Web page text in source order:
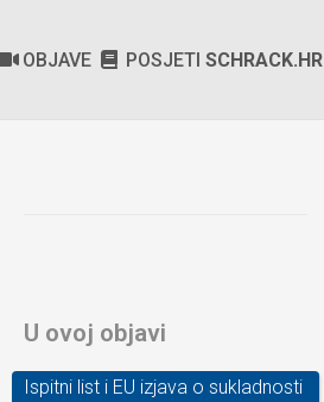
OBJAVE POSJETI SCHRACK.HR
U ovoj objavi
Ispitni list i EU izjava o sukladnosti